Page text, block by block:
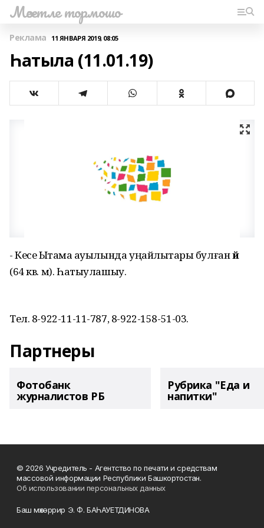
Мәсетле тормошо
Реклама 11 ЯНВАРЯ 2019, 08:05
Һатыла (11.01.19)
- Кесе Ыҡтамаҡ ауылында уңайлыҡтары булғанөй
(64 кв. м). Һатыулашыу.
Тел. 8-922-11-11-787, 8-922-158-51-03.
Партнеры
Фотобанк
журналистов РБ
Рубрика "Еда и
напитки"
© 2026 Учредитель - Агентство по печати и средствам
массовой информации Республики Башкортостан.
Об использовании персональных данных
Баш мөхәррир Э. Ф. БАҺАУЕТДИНОВА